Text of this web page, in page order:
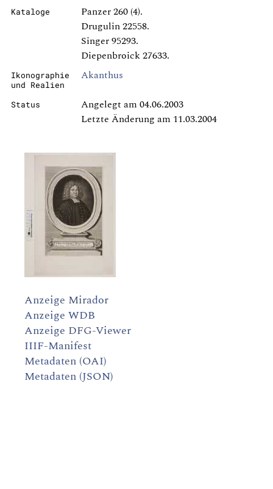
Kataloge
Panzer 260 (4).
Drugulin 22558.
Singer 95293.
Diepenbroick 27633.
Ikonographie
und Realien
Akanthus
Status
Angelegt am 04.06.2003
Letzte Änderung am 11.03.2004
Anzeige Mirador
Anzeige WDB
Anzeige DFG-Viewer
IIIF-Manifest
Metadaten (OAI)
Metadaten (JSON)